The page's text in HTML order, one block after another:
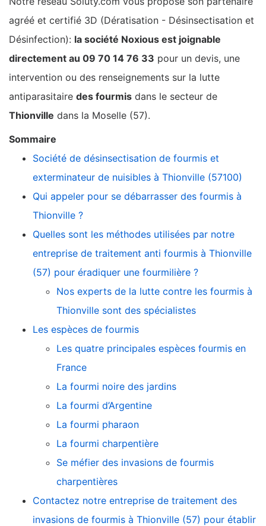
agréé et certifié 3D (Dératisation - Désinsectisation et
Désinfection): la société Noxious est joignable
directement au 09 70 14 76 33 pour un devis, une
intervention ou des renseignements sur la lutte
antiparasitaire des fourmis dans le secteur de
Thionville dans la Moselle (57).
Sommaire
Société de désinsectisation de fourmis et
exterminateur de nuisibles à Thionville (57100)
Qui appeler pour se débarrasser des fourmis à
Thionville ?
Quelles sont les méthodes utilisées par notre
entreprise de traitement anti fourmis à Thionville
(57) pour éradiquer une fourmilière ?
Nos experts de la lutte contre les fourmis à
Thionville sont des spécialistes
Les espèces de fourmis
Les quatre principales espèces fourmis en
France
La fourmi noire des jardins
La fourmi d’Argentine
La fourmi pharaon
La fourmi charpentière
Se méfier des invasions de fourmis
charpentières
Contactez notre entreprise de traitement des
invasions de fourmis à Thionville (57) pour établir